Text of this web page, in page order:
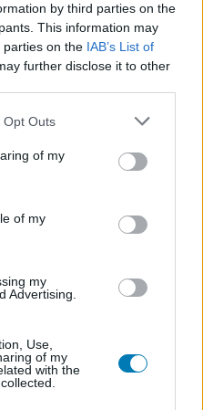
by third parties on the
This information may
parties on the IAB’s List of
further disclose it to other
uses one or more Google
behaviour. You may click to
and its third-party tags to
purposes in below Google
Opt Outs
of my
of my
my
Advertising.
Use,
of my
with the
játékelemek
javítanivaló
sztárjával